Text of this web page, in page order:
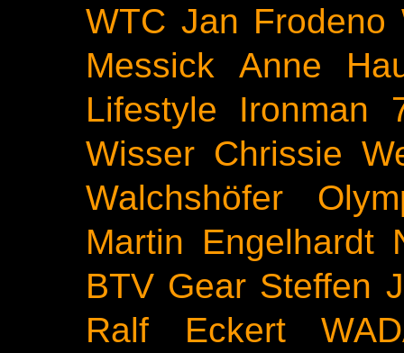
WTC Jan Frodeno
Messick
Anne
Lifestyle
Ironman
Wisser Chrissie
Walchshöfer
Martin Engelhardt
BTV Gear Steffen
Ralf Eckert